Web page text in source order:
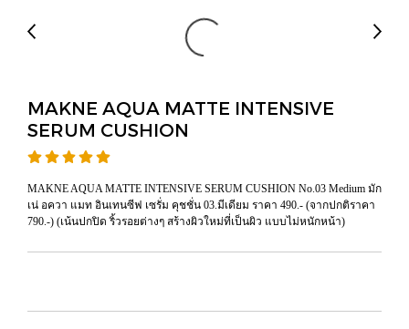
MAKNE AQUA MATTE INTENSIVE
SERUM CUSHION
MAKNE AQUA MATTE INTENSIVE SERUM CUSHION No.03 Medium มัก
เน่ อควา แมท อินเทนซีฟ เซรั่ม คุชชั่น 03.มีเดียม ราคา 490.- (จากปกติราคา
790.-) (เน้นปกปิด ริ้วรอยต่างๆ สร้างผิวใหม่ที่เป็นผิว แบบไม่หนักหน้า)